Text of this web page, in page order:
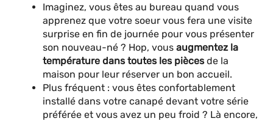
Imaginez, vous êtes au bureau quand vous
apprenez que votre soeur vous fera une visite
surprise en fin de journée pour vous présenter
son nouveau-né ? Hop, vousaugmentez la
température dans toutes les pièces de la
maison pour leur réserver un bon accueil.
Plus fréquent : vous êtes confortablement
installé dans votre canapé devant votre série
préférée et vous avez un peu froid ? Là encore,